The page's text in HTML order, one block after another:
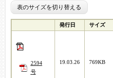
表のサイズを切り替える
発行日 サイズ
2594
号
19.03.26 769KB